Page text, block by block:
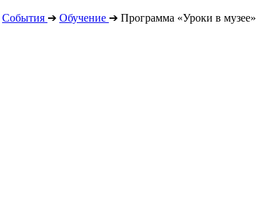
События ➔ Обучение ➔ Программа «Уроки в музее»